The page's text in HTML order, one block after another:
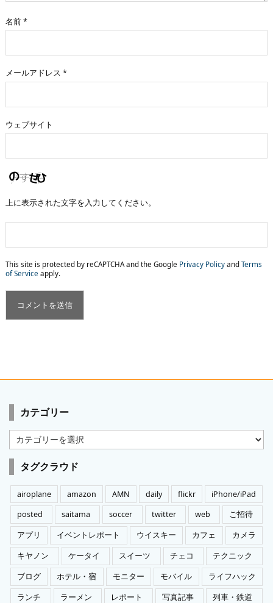
名前*
メールアドレス *
ウェブサイト
上に表示された文字を入力してください。
This site is protected by reCAPTCHA and the Google Privacy Policy and Terms
of Service apply.
カテゴリー
テ
ゴ
ー
タグクラウド
airoplane amazon AMN daily flickr
iPhone/iPad
posted
saitama soccer twitter web
ご招待
アプリ
イベントレポート ウイスキー カフェ
カメラ
キヤノン
ケータイ スイーツ チェコ
テクニック
ブログ
ホテル・宿 モニター モバイル
ライフハック
ランチ
ラーメン レポート 写真記事
列車・鉄道